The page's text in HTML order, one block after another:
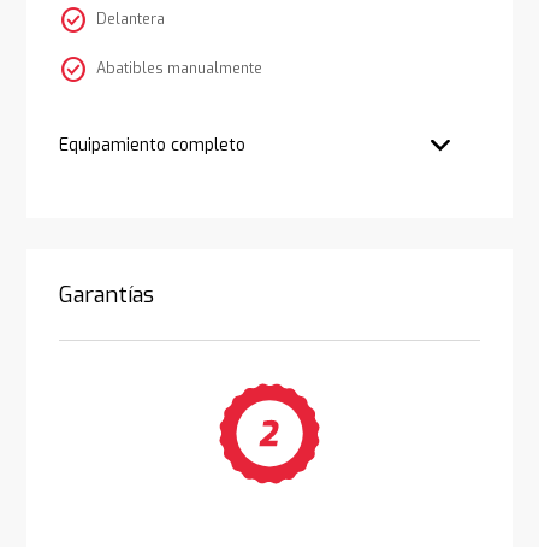
check_circle Delantera
check_circle Abatibles manualmente
Equipamiento completo
Garantías